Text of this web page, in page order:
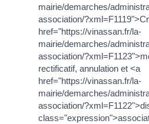
mairie/demarches/
association/
href="https://vinassan.fr/la-
mairie/demarches/
association/
rectificatif, annulation et <a
href="https://vinassan.fr/la-
mairie/demarches/
association/